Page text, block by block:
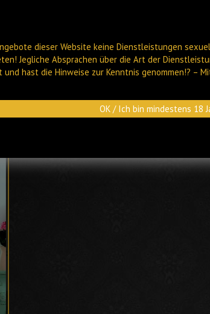
dieser Website keine Dienstleistungen
Jegliche Absprachen über die Art der
hast die Hinweise zur Kenntnis genommen!? –
OK / Ich bin mindestens 18